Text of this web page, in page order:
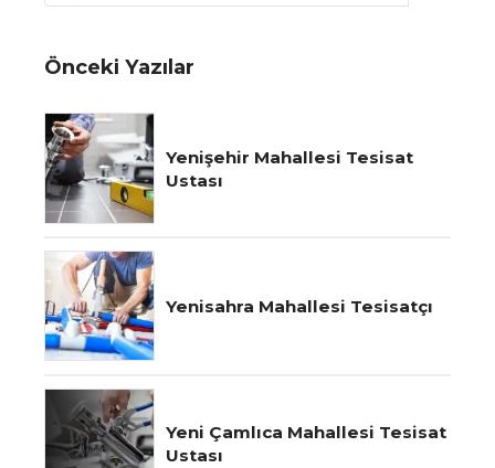
Önceki Yazılar
Yenişehir Mahallesi Tesisat
Ustası
Yenisahra Mahallesi Tesisatçı
Yeni Çamlıca Mahallesi Tesisat
Ustası